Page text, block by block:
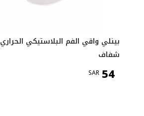
بينلي واقي الفم البلاستيكي الحراري
شفاف
SAR 54